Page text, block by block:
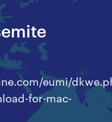
eumi/
for-mac-